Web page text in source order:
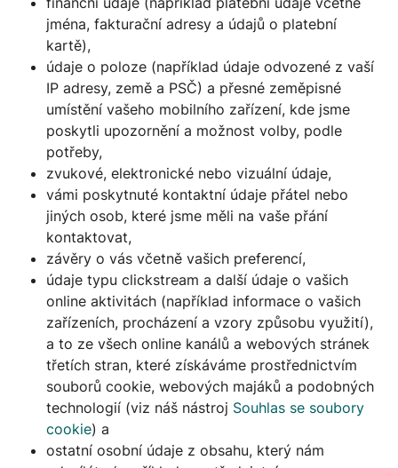
jména, fakturační adresy a údajů o platební
kartě),
údaje o poloze (například údaje odvozené z vaší
IP adresy, země a PSČ) a přesné zeměpisné
umístění vašeho mobilního zařízení, kde jsme
poskytli upozornění a možnost volby, podle
potřeby,
zvukové, elektronické nebo vizuální údaje,
vámi poskytnuté kontaktní údaje přátel nebo
jiných osob, které jsme měli na vaše přání
kontaktovat,
závěry o vás včetně vašich preferencí,
údaje typu clickstream a další údaje o vašich
online aktivitách (například informace o vašich
zařízeních, procházení a vzory způsobu využití),
a to ze všech online kanálů a webových stránek
třetích stran, které získáváme prostřednictvím
souborů cookie, webových majáků a podobných
technologií (viz náš nástroj Souhlas se soubory
cookie) a
ostatní osobní údaje z obsahu, který nám